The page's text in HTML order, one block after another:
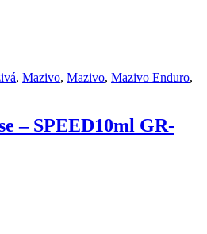
, Mazivo, Mazivo, Mazivo Enduro,
– SPEED10ml GR-